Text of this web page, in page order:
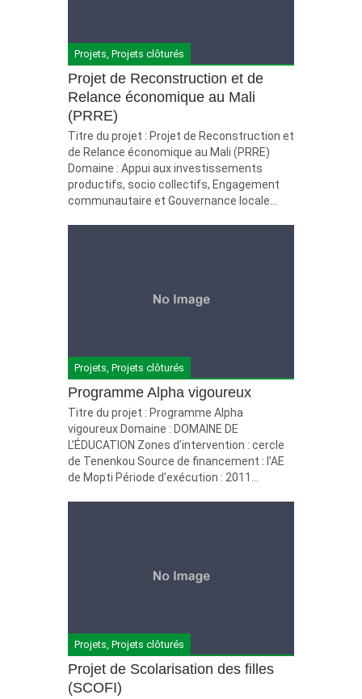
Projets, Projets clôturés
Projet de Reconstruction et de
Relance économique au Mali
(PRRE)
Titre du projet : Projet de Reconstruction et
de Relance économique au Mali (PRRE)
Domaine : Appui aux investissements
productifs, socio collectifs, Engagement
communautaire et Gouvernance locale...
Projets, Projets clôturés
Programme Alpha vigoureux
Titre du projet : Programme Alpha
vigoureux Domaine : DOMAINE DE
L’ÉDUCATION Zones d’intervention : cercle
de Tenenkou Source de financement : l’AE
de Mopti Période d’exécution : 2011...
Projets Projets clôturés
Projet de Scolarisation des filles
(SCOFI)